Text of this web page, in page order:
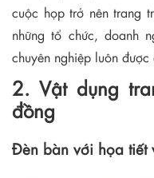
cuộc họp trở nên trang
những tổ chức, doanh
chuyên nghiệp luôn
2. Vật dụng
đồng
Đèn bàn với họa tiết